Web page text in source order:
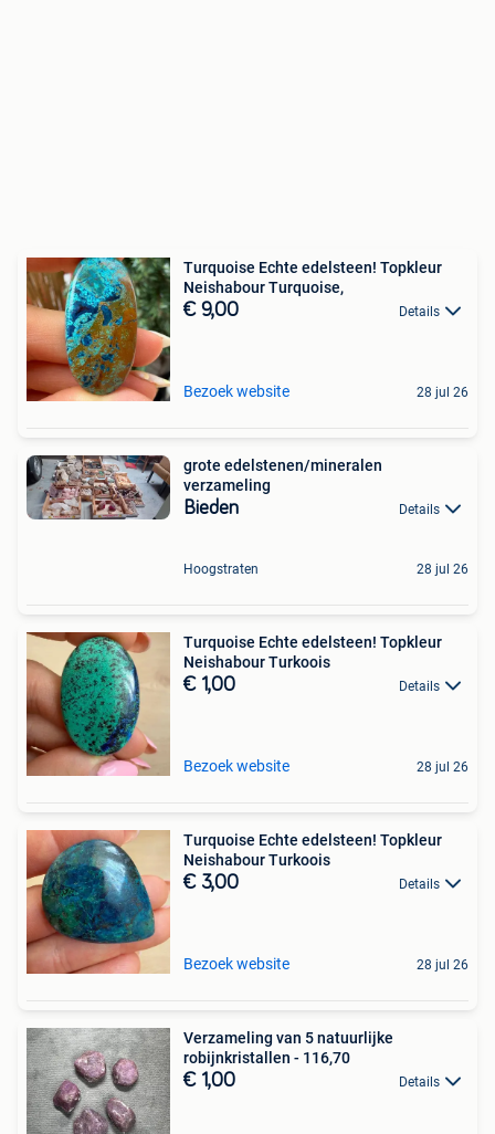
Turquoise Echte edelsteen! Topkleur
Neishabour Turquoise,
€ 9,00 Details
Bezoek website 28 jul 26
grote edelstenen/mineralen
verzameling
Bieden Details
Hoogstraten 28 jul 26
Turquoise Echte edelsteen! Topkleur
Neishabour Turkoois
€ 1,00 Details
Bezoek website 28 jul 26
Turquoise Echte edelsteen! Topkleur
Neishabour Turkoois
€ 3,00 Details
Bezoek website 28 jul 26
Verzameling van 5 natuurlijke
robijnkristallen - 116,70
€ 1,00 Details